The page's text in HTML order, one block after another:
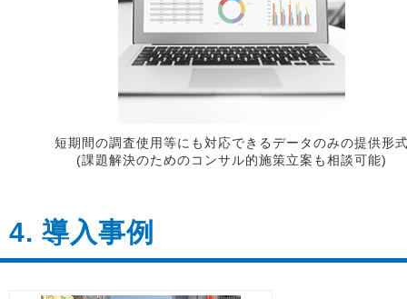
短期間の調査使用等にも対応できるデータのみの提供形
(課題解決のためのコンサル的施策立案も相談可能)
4. 導入事例